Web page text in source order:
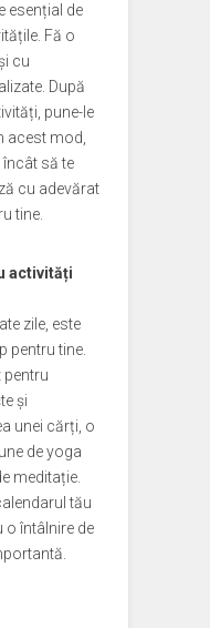
esențial de
Fă o
cu
După
pune-le
acest mod,
să te
cu adevărat
tine.
activități
zile, este
pentru tine.
și
unei cărți, o
de yoga
meditație.
tău
o întâlnire de